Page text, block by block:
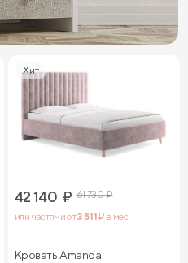
Хит
42 140 ₽ 61 730₽
или частями от3 511₽ в мес.
Кровать Amanda